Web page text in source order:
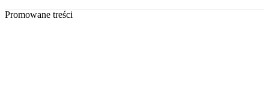
Promowane treści